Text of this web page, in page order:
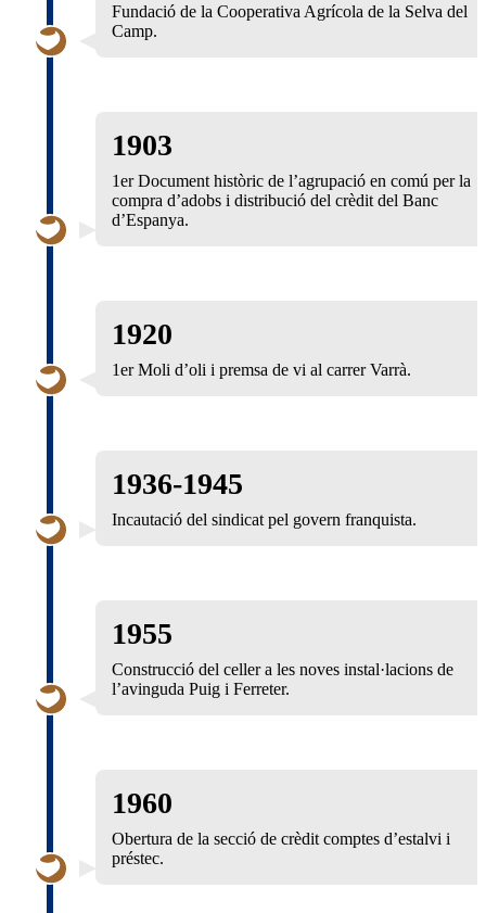
Fundació de la Cooperativa Agrícola de la Selva del
Camp.
1903
1er Document històric de l’agrupació en comú per la
compra d’adobs i distribució del crèdit del Banc
d’Espanya.
1920
1er Moli d’oli i premsa de vi al carrer Varrà.
1936-1945
Incautació del sindicat pel govern franquista.
1955
Construcció del celler a les noves instal·lacions de
l’avinguda Puig i Ferreter.
1960
Obertura de la secció de crèdit comptes d’estalvi i
préstec.